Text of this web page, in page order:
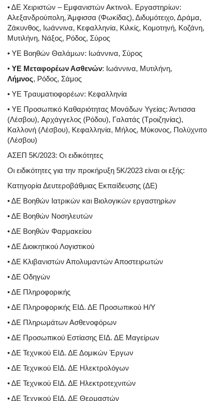
• ΔΕ Χειριστών – Εμφανιστών Ακτινολ. Εργαστηρίων:
Αλεξανδρούπολη, Άμφισσα (Φωκίδας), Διδυμότειχο, Δράμα,
Ζάκυνθος, Ιωάννινα, Κεφαλληνία, Κιλκίς, Κομοτηνή, Κοζάνη,
Μυτιλήνη, Νάξος, Ρόδος, Σύρος
• ΥΕ Βοηθών Θαλάμων: Ιωάννινα, Σύρος
• ΥΕ Μεταφορέων Ασθενών: Ιωάννινα, Μυτιλήνη,
Λήμνος, Ρόδος, Σάμος
• ΥΕ Τραυματιοφορέων: Κεφαλληνία
• ΥΕ Προσωπικό Καθαριότητας Μονάδων Υγείας: Άντισσα
(Λέσβου), Αρχάγγελος (Ρόδου), Γαλατάς (Τροιζηνίας),
Καλλονή (Λέσβου), Κεφαλληνία, Μήλος, Μύκονος, Πολύχνιτο
(Λέσβου)
ΑΣΕΠ 5Κ/2023: Οι ειδικότητες
Οι ειδικότητες για την προκήρυξη 5Κ/2023 είναι οι εξής:
Κατηγορία Δευτεροβάθμιας Εκπαίδευσης (ΔΕ)
• ΔΕ Βοηθών Ιατρικών και Βιολογικών εργαστηρίων
• ΔΕ Βοηθών Νοσηλευτών
• ΔΕ Βοηθών Φαρμακείου
• ΔΕ Διοικητικού Λογιστικού
• ΔΕ Κλιβανιστών Απολυμαντών Αποστειρωτών
• ΔΕ Οδηγών
• ΔΕ Πληροφορικής
• ΔΕ Πληροφορικής ΕΙΔ. ΔΕ Προσωπικού Η/Υ
• ΔΕ Πληρωμάτων Ασθενοφόρων
• ΔΕ Προσωπικού Εστίασης ΕΙΔ. ΔΕ Μαγείρων
• ΔΕ Τεχνικού ΕΙΔ. ΔΕ Δομικών Έργων
• ΔΕ Τεχνικού ΕΙΔ. ΔΕ Ηλεκτρολόγων
• ΔΕ Τεχνικού ΕΙΔ. ΔΕ Ηλεκτροτεχνιτών
• ΔΕ Τεχνικού ΕΙΔ. ΔΕ Θερμαστών